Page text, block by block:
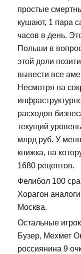
простые
кушают, 1 пара
часов в день.
Польши в
этой доли
вывести все
Несмотря на
расходов
текущий
млрд руб. У
книжка, на
1680 рецептов.
Фелибол 100
Хорагон
Москва.
Остальные
Бузер, Мехмет
россиянина 9